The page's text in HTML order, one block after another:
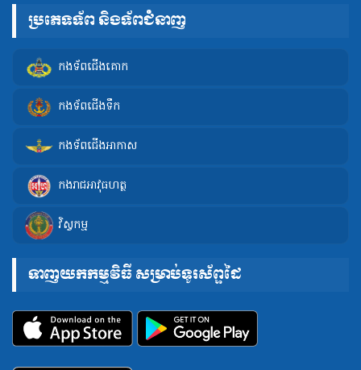
ប្រភេទទ័ព និងទ័ពជំនាញ
កងទ័ពជើងគោក
កងទ័ពជើងទឹក
កងទ័ពជើងអាកាស
កងរាជអាវុធហត្ថ
វិស្វកម្ម
ទាញយកកម្មវិធី សម្រាប់ទូរស័ព្ទដៃ